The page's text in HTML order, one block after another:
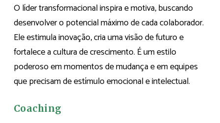
O líder transformacional inspira e motiva, buscando
desenvolver o potencial máximo de cada colaborador.
Ele estimula inovação, cria uma visão de futuro e
fortalece a cultura de crescimento. É um estilo
poderoso em momentos de mudança e em equipes
que precisam de estímulo emocional e intelectual.
Coaching